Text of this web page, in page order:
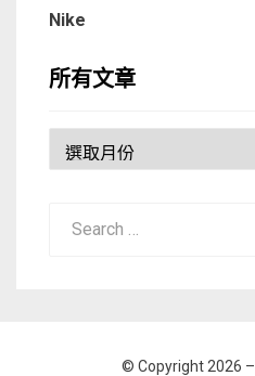
Nike
所有文章
有
© Copyright 2026 –